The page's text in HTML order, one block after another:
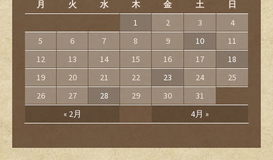
月
火 水 木 金 土 日
« 2月 4月 »
1 2 3
4
5
6 7 8 9 10
11
12
13 14 15 16 17
18
19
20 21 22 23 24
25
26
27 28 29 30 31